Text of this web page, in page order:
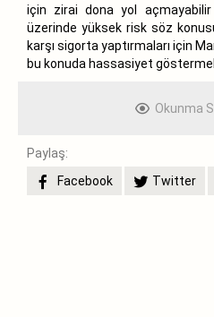
için zirai dona yol açmayabilir
üzerinde yüksek risk söz
karşı sigorta yaptırmaları için
bu konuda hassasiyet
Okunma
Paylaş:
Facebook
Twitter